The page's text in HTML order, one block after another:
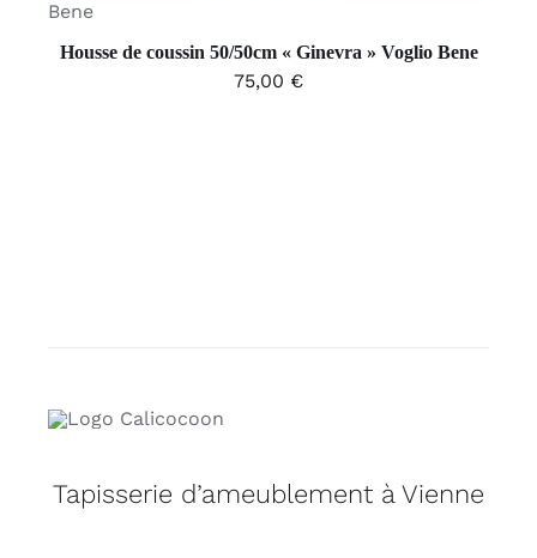
Housse de coussin 50/50cm « Ginevra » Voglio Bene
75,00 €
Tapisserie d’ameublement à Vienne